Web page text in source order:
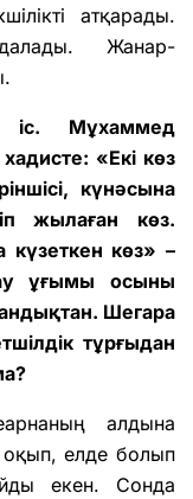
атқарады.
Жанар-
іс. Мұхаммед
«Екі көз
күнәсына
жылаған көз.
күзеткен көз» –
ұғымы осыны
Шегара
тұрғыдан
алдына
оқып, елде болып
екен. Сонда